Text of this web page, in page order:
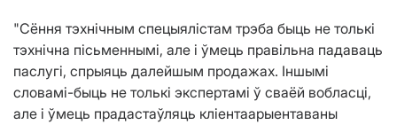
"Сёння тэхнічным спецыялістам трэба быць не толькі
тэхнічна пісьменнымі, але і ўмець правільна падаваць
паслугі, спрыяць далейшым продажах. Іншымі
словамі-быць не толькі экспертамі ў сваёй вобласці,
але і ўмець прадастаўляць кліентаарыентаваны